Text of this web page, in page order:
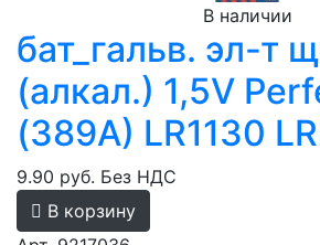
В наличии
бат_гальв. эл-т
(алкал.) 1,5V
(389A) LR1130
9.90 руб. Без НДС
В корзину